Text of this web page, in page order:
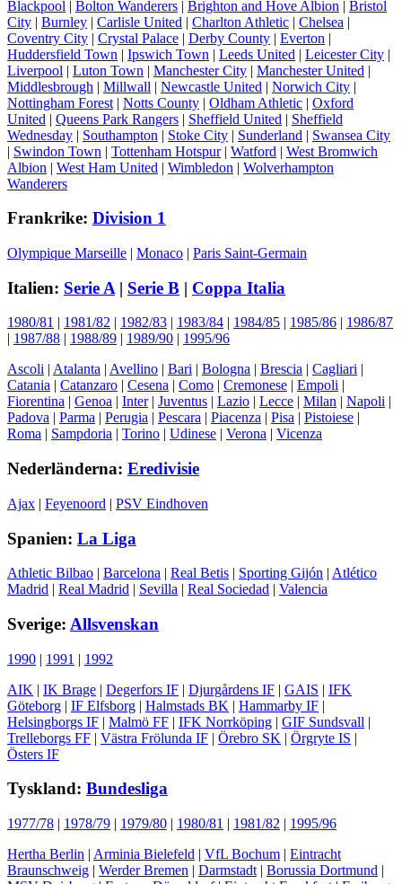
Blackpool | Bolton Wanderers | Brighton and Hove Albion | Bristol
City | Burnley | Carlisle United | Charlton Athletic | Chelsea |
Coventry City | Crystal Palace | Derby County | Everton |
Huddersfield Town | Ipswich Town | Leeds United | Leicester City |
Liverpool | Luton Town | Manchester City | Manchester United |
Middlesbrough | Millwall | Newcastle United | Norwich City |
Nottingham Forest | Notts County | Oldham Athletic | Oxford
United | Queens Park Rangers | Sheffield United | Sheffield
Wednesday | Southampton | Stoke City | Sunderland | Swansea City
| Swindon Town | Tottenham Hotspur| Watford | West Bromwich
Albion | West Ham United | Wimbledon | Wolverhampton
Wanderers
Frankrike: Division 1
Olympique Marseille | Monaco | Paris Saint-Germain
Italien: Serie A | Serie B | Coppa Italia
1980/81 | 1981/82 | 1982/83 | 1983/84 | 1984/85 | 1985/86 | 1986/87
| 1987/88 | 1988/89 | 1989/90 | 1995/96
Ascoli | Atalanta | Avellino | Bari | Bologna | Brescia | Cagliari |
Catania | Catanzaro | Cesena | Como | Cremonese | Empoli |
Fiorentina | Genoa | Inter| Juventus | Lazio | Lecce | Milan | Napoli |
Padova | Parma | Perugia | Pescara | Piacenza | Pisa | Pistoiese |
Roma | Sampdoria | Torino | Udinese | Verona | Vicenza
Nederländerna: Eredivisie
Ajax | Feyenoord | PSV Eindhoven
Spanien: La Liga
Athletic Bilbao | Barcelona | Real Betis | Sporting Gijón | Atlético
Madrid | Real Madrid | Sevilla | Real Sociedad | Valencia
Sverige: Allsvenskan
1990 | 1991 | 1992
AIK | IK Brage | Degerfors IF | Djurgårdens IF | GAIS | IFK
Göteborg | IF Elfsborg | Halmstads BK | Hammarby IF |
Helsingborgs IF | Malmö FF | IFK Norrköping | GIF Sundsvall |
Trelleborgs FF | Västra Frölunda IF | Örebro SK | Örgryte IS |
Östers IF
Tyskland: Bundesliga
1977/78 | 1978/79 | 1979/80 | 1980/81 | 1981/82 | 1995/96
Hertha Berlin | Arminia Bielefeld | VfL Bochum | Eintracht
Braunschweig | Werder Bremen | Darmstadt | Borussia Dortmund |